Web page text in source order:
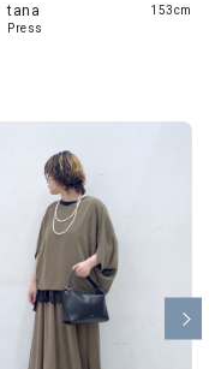
tana
Press
153cm